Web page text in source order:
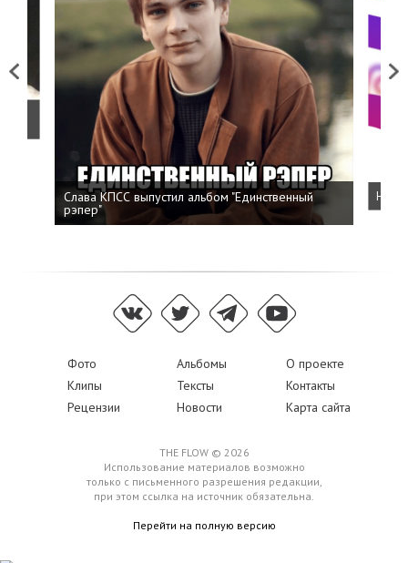
Previous
Слава КПСС выпустил альбом "Единственный
рэпер"
Next
Фото Альбомы
О проекте
Клипы
Тексты
Контакты
Рецензии
Новости Карта сайта
THE FLOW © 2026
Использование материалов возможно
только с письменного разрешения редакции,
при этом ссылка на источник обязательна.
Перейти на полную версию